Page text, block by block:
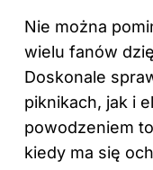
Nie można
wielu fanów
Doskonale
piknikach, jak i
powodzeniem
kiedy ma się